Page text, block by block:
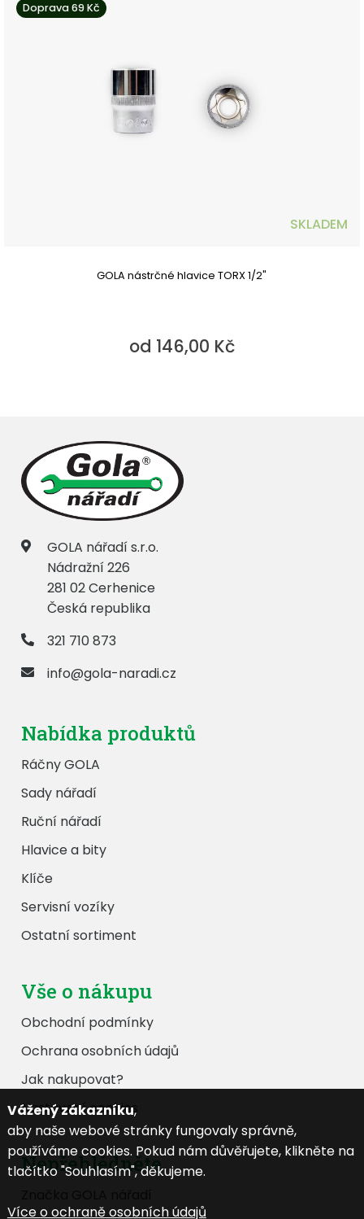
Doprava 69 Kč
SKLADEM
GOLA nástrčné hlavice TORX 1/2"
od 146,00 Kč
GOLA nářadí s.r.o.
Nádražní 226
281 02 Cerhenice
Česká republika
321 710 873
info@gola-naradi.cz
Nabídka produktů
Ráčny GOLA
Sady nářadí
Ruční nářadí
Hlavice a bity
Klíče
Servisní vozíky
Ostatní sortiment
Vše o nákupu
Obchodní podmínky
Ochrana osobních údajů
Jak nakupovat?
Nastavení cookies
Nepřehlédněte
Vážený zákazníku,
aby naše webové stránky fungovaly správně,
používáme cookies. Pokud nám důvěřujete, klikněte na
tlačítko "Souhlasím", děkujeme.
Více o ochraně osobních údajů